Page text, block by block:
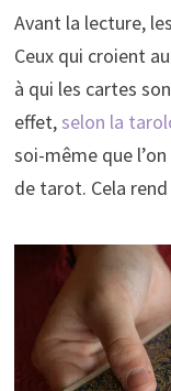
Avant la lecture,
Ceux qui croient
à qui les cartes
effet,selon la
soi-même que
de tarot. Cela